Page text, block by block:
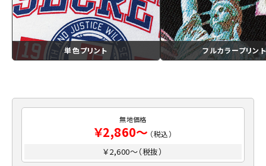
単色プリント フルカラープリント
無地価格
￥2,860～ （税込）
￥2,600～（税抜）